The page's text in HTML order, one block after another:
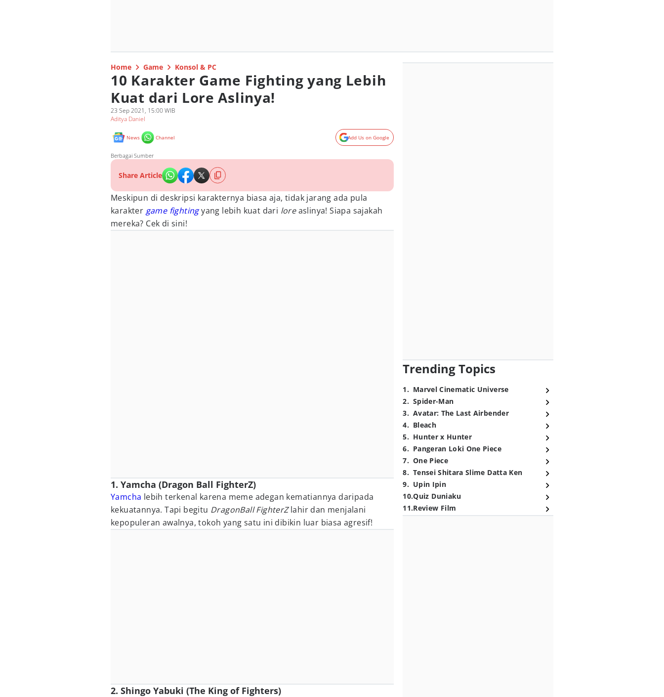
Home Game Konsol & PC
10 Karakter Game Fighting yang Lebih
Kuat dari Lore Aslinya!
23 Sep 2021, 15:00 WIB
Aditya Daniel
News Channel Add Us on Google
Berbagai Sumber
Share Article
Meskipun di deskripsi karakternya biasa aja, tidak jarang ada pula
karakter game fighting yang lebih kuat dari loreaslinya! Siapa sajakah
mereka? Cek di sini!
1. Yamcha (Dragon Ball FighterZ)
Yamcha lebih terkenal karena meme adegan kematiannya daripada
kekuatannya. Tapi begitu DragonBall FighterZlahir dan menjalani
kepopuleran awalnya, tokoh yang satu ini dibikin luar biasa agresif!
2. Shingo Yabuki (The King of Fighters)
Trending Topics
1. Marvel Cinematic Universe
2. Spider-Man
3. Avatar: The Last Airbender
4. Bleach
5. Hunter x Hunter
6. Pangeran Loki One Piece
7. One Piece
8. Tensei Shitara Slime Datta Ken
9. Upin Ipin
10.Quiz Duniaku
11.Review Film